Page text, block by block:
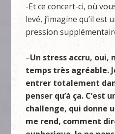
-Et ce concert-ci, où
levé, j’imagine qu’il est
pression
–Un stress accru, oui,
temps très agréable.
entrer totalement
penser qu’à ça. C’est
challenge, qui donne
me rend, comment